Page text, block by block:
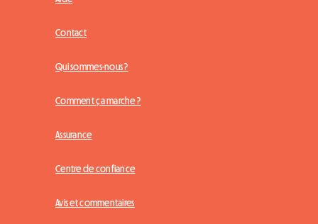
Contact
Qui sommes-nous ?
Comment ça marche ?
Assurance
Centre de confiance
Avis et commentaires